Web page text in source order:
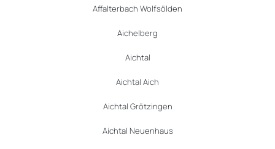
Affalterbach Wolfsölden
Aichelberg
Aichtal
Aichtal Aich
Aichtal Grötzingen
Aichtal Neuenhaus